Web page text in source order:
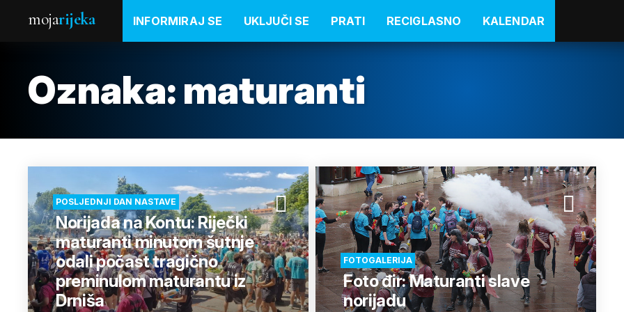
mojarijeka INFORMIRAJ SE UKLJUČI SE PRATI RECIGLASNO KALENDAR
Oznaka: maturanti
POSLJEDNJI DAN NASTAVE
Norijada na Kontu: Riječki
maturanti minutom šutnje
odali počast tragično
preminulom maturantu iz
Drniša
FOTOGALERIJA
Foto đir: Maturanti slave
norijadu